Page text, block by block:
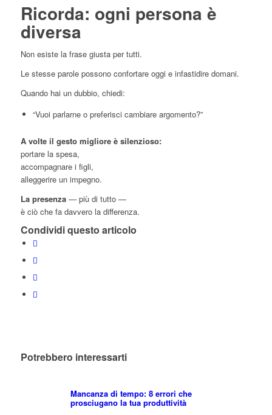
Ricorda: ogni persona è
diversa
Non esiste la frase giusta per tutti.
Le stesse parole possono confortare oggi e infastidire domani.
Quando hai un dubbio, chiedi:
“Vuoi parlarne o preferisci cambiare argomento?”
A volte il gesto migliore è silenzioso:
portare la spesa,
accompagnare i figli,
alleggerire un impegno.
La presenza— più di tutto —
è ciò che fa davvero la differenza.
Condividi questo articolo
Potrebbero interessarti
Mancanza di tempo: 8 errori che
prosciugano la tua produttività